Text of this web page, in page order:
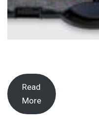
Read
More